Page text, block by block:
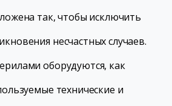
так, чтобы исключить
несчастных случаев.
оборудуются, как
технические и